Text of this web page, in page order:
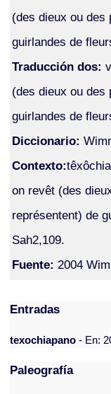
(des dieux ou des
guirlandes de
Traducción dos:
(des dieux ou des
guirlandes de
Diccionario:
Contexto:
on revêt (des
représentent) de
Sah2,109.
Fuente: 2004
Entradas
texochiapano- En:
Paleografía